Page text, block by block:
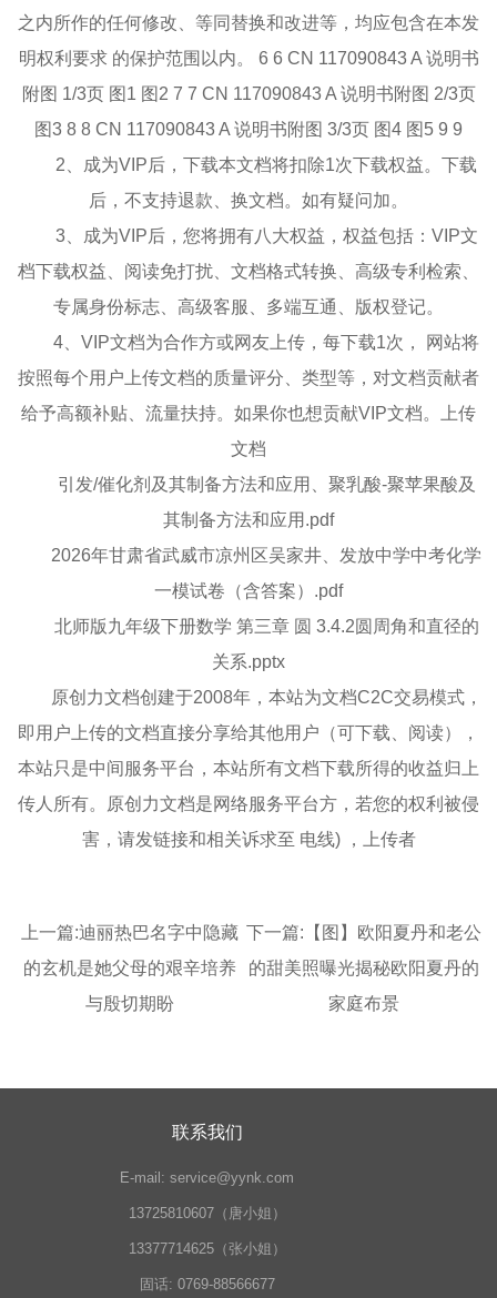
之内所作的任何修改、等同替换和改进等，均应包含在本发
明权利要求 的保护范围以内。 6 6 CN 117090843 A 说明书
附图 1/3页 图1 图2 7 7 CN 117090843 A 说明书附图 2/3页
图3 8 8 CN 117090843 A 说明书附图 3/3页 图4 图5 9 9
2、成为VIP后，下载本文档将扣除1次下载权益。下载
后，不支持退款、换文档。如有疑问加。
3、成为VIP后，您将拥有八大权益，权益包括：VIP文
档下载权益、阅读免打扰、文档格式转换、高级专利检索、
专属身份标志、高级客服、多端互通、版权登记。
4、VIP文档为合作方或网友上传，每下载1次， 网站将
按照每个用户上传文档的质量评分、类型等，对文档贡献者
给予高额补贴、流量扶持。如果你也想贡献VIP文档。上传
文档
引发/催化剂及其制备方法和应用、聚乳酸-聚苹果酸及
其制备方法和应用.pdf
2026年甘肃省武威市凉州区吴家井、发放中学中考化学
一模试卷（含答案）.pdf
北师版九年级下册数学 第三章 圆 3.4.2圆周角和直径的
关系.pptx
原创力文档创建于2008年，本站为文档C2C交易模式，
即用户上传的文档直接分享给其他用户（可下载、阅读），
本站只是中间服务平台，本站所有文档下载所得的收益归上
传人所有。原创力文档是网络服务平台方，若您的权利被侵
害，请发链接和相关诉求至 电线) ，上传者
上一篇:迪丽热巴名字中隐藏
的玄机是她父母的艰辛培养
与殷切期盼
下一篇: 【图】欧阳夏丹和老公
的甜美照曝光揭秘欧阳夏丹的
家庭布景
联系我们
E-mail:service@yynk.com
13725810607（唐小姐）
13377714625（张小姐）
固话: 0769-88566677